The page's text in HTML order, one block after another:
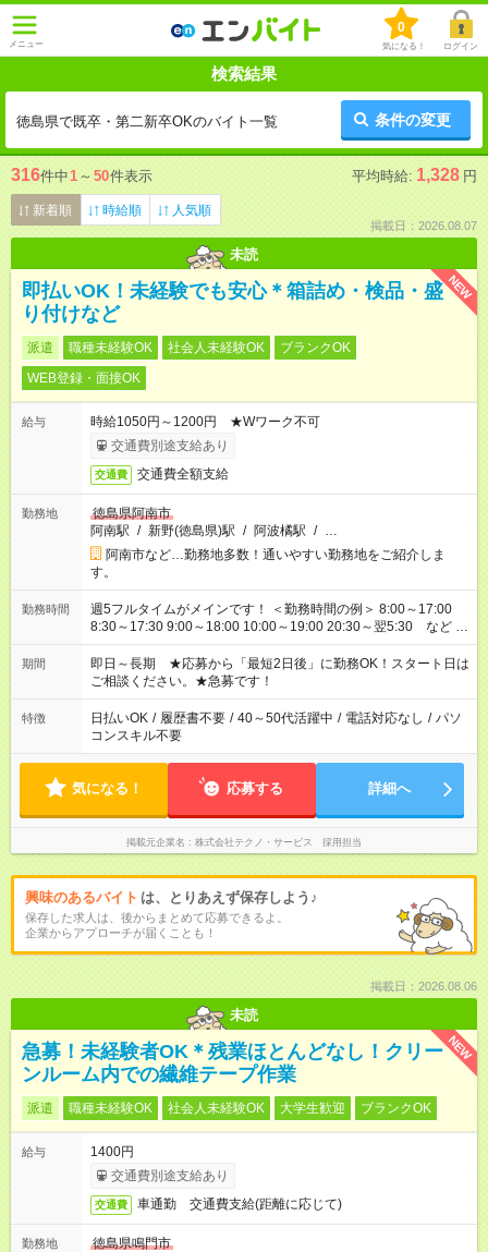
メニュー
0
気になる！ ログイン
検索結果
徳島県で既卒・第二新卒OKのバイト一覧 条件の変更
316件中1 ～ 50件表示 平均時給: 1,328 円
新着順 時給順 人気順
掲載日：2026.08.07
未読
NEW
即払いOK！未経験でも安心＊箱詰め・検品・盛
り付けなど
派遣 職種未経験OK 社会人未経験OK
ブランクOK
WEB登録・面接OK
給与
時給1050円～1200円 ★Wワーク不可
交通費別途支給あり
交通費 交通費全額支給
勤務地
徳島県阿南市
阿南駅 / 新野(徳島県)駅 / 阿波橘駅 / …
阿南市など…勤務地多数！通いやすい勤務地をご紹介しま
す。
勤務時間
週5フルタイムがメインです！ ＜勤務時間の例＞ 8:00～17:00
8:30～17:30 9:00～18:00 10:00～19:00 20:30～翌5:30 など ★
その他にも勤務時間多数！ 日勤のみ、残業なし、交替制など
ご希望を教えてください！
期間
即日～長期 ★応募から「最短2日後」に勤務OK！スタート日は
ご相談ください。★急募です！
特徴 日払いOK / 履歴書不要 / 40～50代活躍中 / 電話対応なし / パソ
コンスキル不要
気になる！ 応募する 詳細へ
掲載元企業名 株式会社テクノ・サービス 採用担当
興味のあるバイト は、とりあえず保存しよう♪
保存した求人は、後からまとめて応募できるよ。
企業からアプローチが届くことも！
掲載日：2026.08.06
未読
NEW
急募！未経験者OK＊残業ほとんどなし！クリー
ンルーム内での繊維テープ作業
派遣 職種未経験OK 社会人未経験OK 大学生歓迎 ブランクOK
給与
1400円
交通費別途支給あり
交通費 車通勤 交通費支給(距離に応じて)
勤務地
徳島県鳴門市